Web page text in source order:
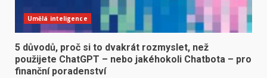
Umělá inteligence
5 důvodů, proč si to dvakrát rozmyslet, než
použijete ChatGPT – nebo jakéhokoli Chatbota – pro
finanční poradenství